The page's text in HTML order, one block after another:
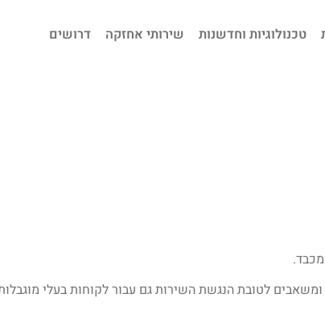
טכנולוגיות וחדשנות שירותי אחזקה דרושים
לטובת הנגשת השירות גם עבור לקוחות בעלי